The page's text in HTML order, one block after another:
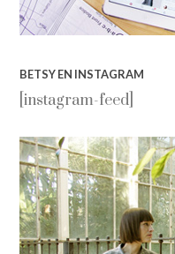
BETSY EN INSTAGRAM
[instagram-feed]